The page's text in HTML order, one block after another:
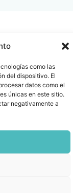
como las
del dispositivo. El
datos como el
únicas en este sitio.
negativamente a